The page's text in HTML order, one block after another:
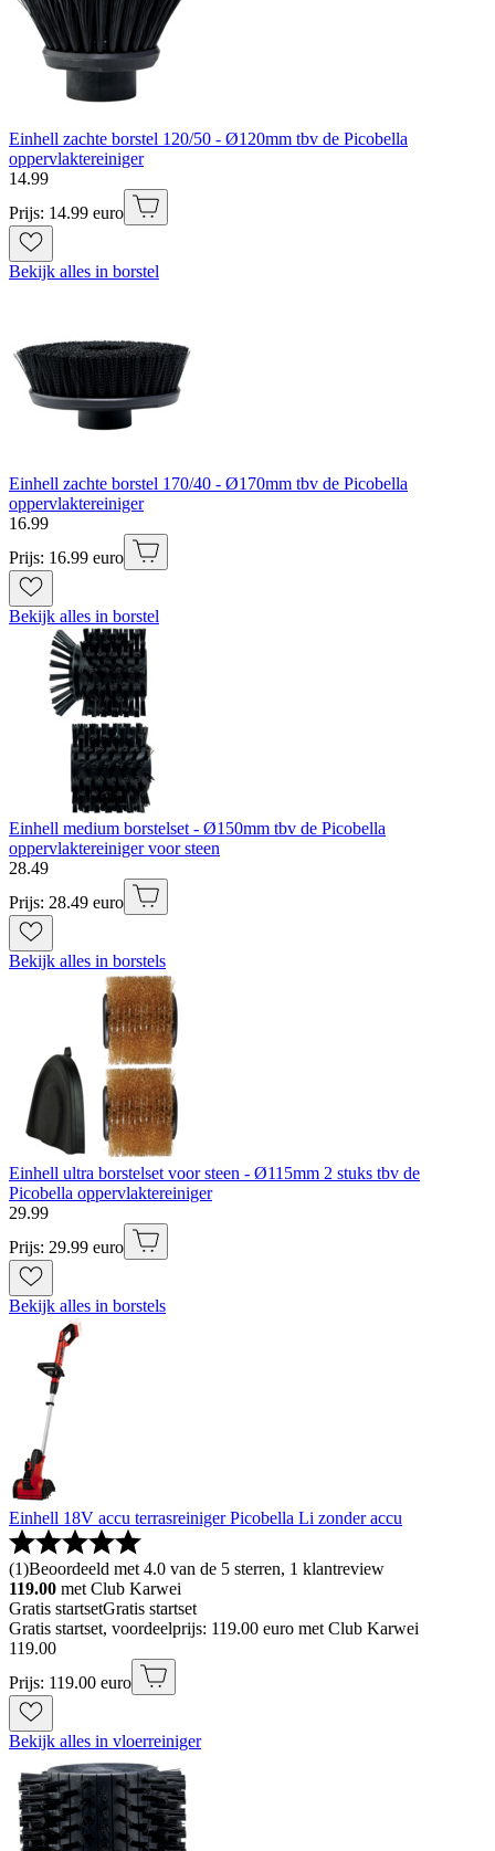
Einhell zachte borstel 120/50 - Ø120mm tbv de Picobella
oppervlaktereiniger
14.99
Prijs: 14.99 euro
Bekijk alles in borstel
Einhell zachte borstel 170/40 - Ø170mm tbv de Picobella
oppervlaktereiniger
16.99
Prijs: 16.99 euro
Bekijk alles in borstel
Einhell medium borstelset - Ø150mm tbv de Picobella
oppervlaktereiniger voor steen
28.49
Prijs: 28.49 euro
Bekijk alles in borstels
Einhell ultra borstelset voor steen - Ø115mm 2 stuks tbv de
Picobella oppervlaktereiniger
29.99
Prijs: 29.99 euro
Bekijk alles in borstels
Einhell 18V accu terrasreiniger Picobella Li zonder accu
(1)Beoordeeld met 4.0 van de 5 sterren, 1 klantreview
119.00 met Club Karwei
Gratis startsetGratis startset
Gratis startset, voordeelprijs: 119.00 euro met Club Karwei
119.00
Prijs: 119.00 euro
Bekijk alles in vloerreiniger